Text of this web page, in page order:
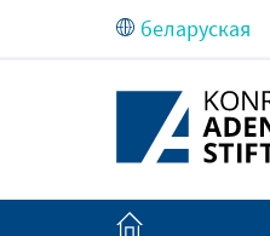
Skip to Main Content